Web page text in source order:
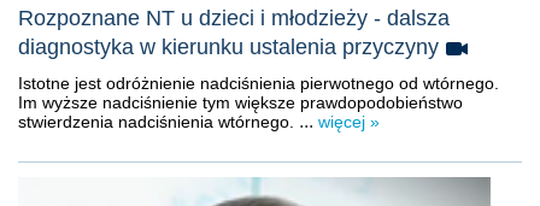
Rozpoznane NT u dzieci i młodzieży - dalsza
diagnostyka w kierunku ustalenia przyczyny
Istotne jest odróżnienie nadciśnienia pierwotnego od wtórnego.
Im wyższe nadciśnienie tym większe prawdopodobieństwo
stwierdzenia nadciśnienia wtórnego. ... więcej »